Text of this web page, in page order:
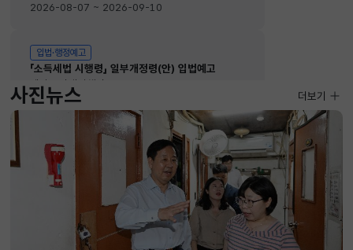
2026-08-07 ~ 2026-09-10
입법·행정예고
「소득세법 시행령」 일부개정령(안) 입법예고
재산소비세정책관
2026-08-07 ~ 2026-09-10
사진뉴스 사진뉴스
더보기